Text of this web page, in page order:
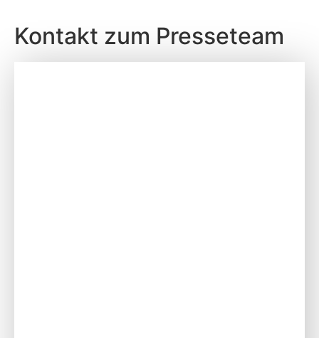
Kontakt zum Presseteam